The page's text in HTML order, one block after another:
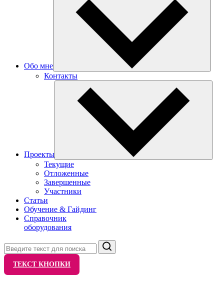
Обо мне
Контакты
Проекты
Текущие
Отложенные
Завершенные
Участники
Статьи
Обучение & Гайдинг
Справочник
оборудования
Поиск
ТЕКСТ КНОПКИ